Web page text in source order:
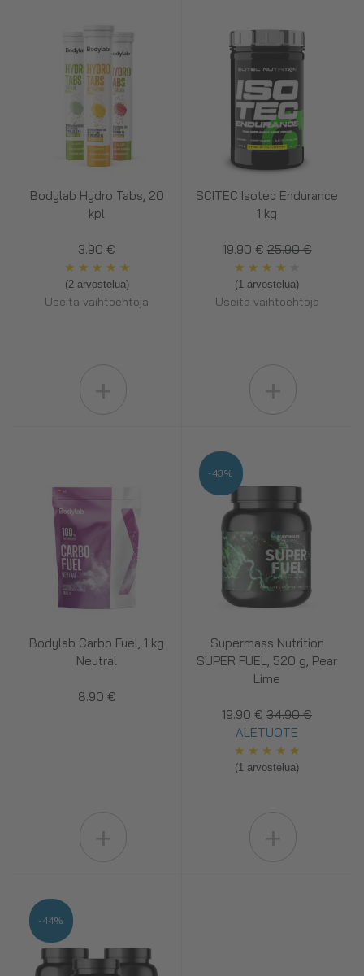
Bodylab Hydro Tabs, 20
kpl
3.90 €
★ ★ ★ ★ ★
(2 arvostelua)
Useita vaihtoehtoja
SCITEC Isotec Endurance
1 kg
19.90 € 25.90 €
★ ★ ★ ★
(1 arvostelua)
Useita vaihtoehtoja
Bodylab Carbo Fuel, 1 kg
Neutral
8.90 €
Supermass Nutrition
SUPER FUEL, 520 g, Pear
Lime
19.90 € 34.90 €
ALETUOTE
★ ★ ★ ★ ★
(1 arvostelua)
-43%
-44%